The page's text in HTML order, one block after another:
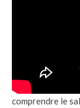
comprendre le